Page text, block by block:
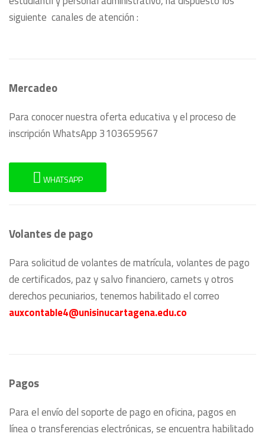
siguiente canales de atención :
Mercadeo
Para conocer nuestra oferta educativa y el proceso de
inscripción WhatsApp 3103659567
WHATSAPP
Volantes de pago
Para solicitud de volantes de matrícula, volantes de pago
de certificados, paz y salvo financiero, carnets y otros
derechos pecuniarios, tenemos habilitado el correo
auxcontable4@unisinucartagena.edu.co
Pagos
Para el envío del soporte de pago en oficina, pagos en
línea o transferencias electrónicas, se encuentra habilitado